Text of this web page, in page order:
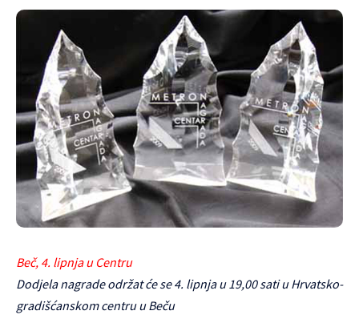
Beč, 4. lipnja u Centru
Dodjela nagrade održat će se 4. lipnja u 19,00 sati uHrvatsko-
gradišćanskom centruu Beču